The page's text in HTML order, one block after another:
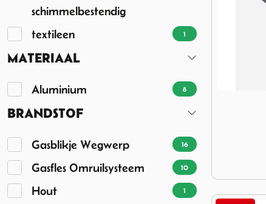
schimmelbestendig
textileen 1
MATERIAAL
Aluminium 8
BRANDSTOF
Gasblikje Wegwerp 16
Gasfles Omruilsysteem 10
Hout 1